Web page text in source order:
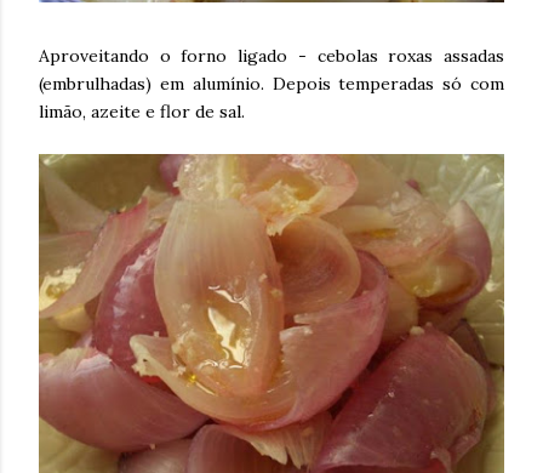
Aproveitando o forno ligado - cebolas roxas assadas
(embrulhadas) em alumínio. Depois temperadas só com
limão, azeite e flor de sal.